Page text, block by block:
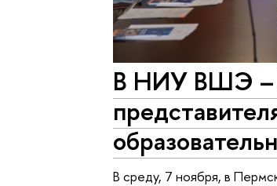
В НИУ ВШЭ –
В среду, 7 ноября, в